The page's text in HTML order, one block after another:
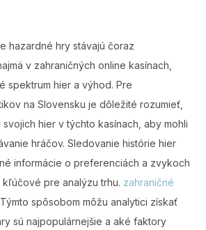
hazardné hry stávajú čoraz
v zahraničných online kasínach,
spektrum hier a výhod. Pre
na Slovensku je dôležité rozumieť,
hier v týchto kasínach, aby mohli
hráčov. Sledovanie histórie hier
informácie o preferenciách a zvykoch
pre analýzu trhu. zahraničné
Týmto spôsobom môžu analytici získať
sú najpopulárnejšie a aké faktory